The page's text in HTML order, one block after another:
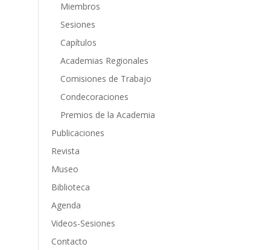
Miembros
Sesiones
Capítulos
Academias Regionales
Comisiones de Trabajo
Condecoraciones
Premios de la Academia
Publicaciones
Revista
Museo
Biblioteca
Agenda
Videos-Sesiones
Contacto